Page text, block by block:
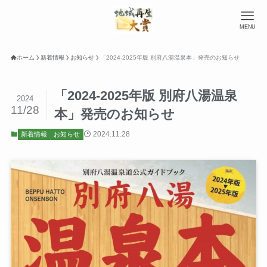
MENU
ホーム 新着情報 お知らせ 「2024-2025年版 別府八湯温泉本」発売のお知らせ
「2024-2025年版 別府八湯温泉
本」発売のお知らせ
2024
11/28
新着情報 お知らせ 2024.11.28